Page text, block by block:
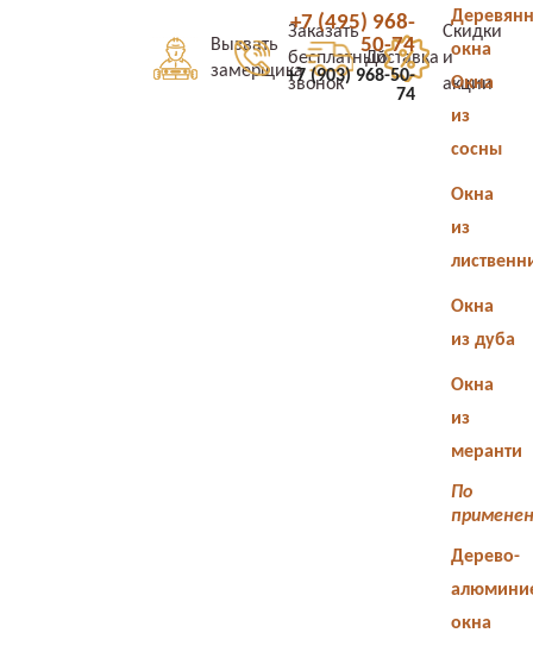
Вызвать
замерщика
Заказать
бесплатный
звонок
Доставка
Скидки
и
акции
+7 (495) 968-
50-74
+7 (903) 968-50-
74
окна
Окна
из
сосны
Окна
из
Окна
из дуба
Окна
из
меранти
По
Дерево-
окна